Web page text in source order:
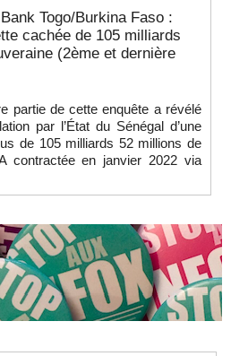
Togo/Burkina Faso :
cachée de 105 milliards
(2ème et dernière
partie de cette enquête a révélé
par l’État du Sénégal d’une
de 105 milliards 52 millions de
contractée en janvier 2022 via